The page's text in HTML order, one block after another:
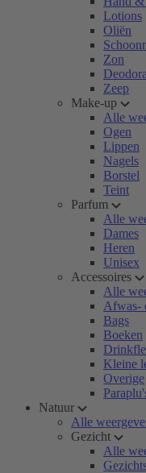
Lotions
Oliën
Zon
Zeep
Make-up
Alle
Ogen
Lippen
Nagels
Borstel
Teint
Parfum
Alle
Dames
Heren
Unisex
Accessoires
Alle
Afwas-
Bags
Boeken
Kleine
Overige
Natuur
Alle
Gezicht
Alle